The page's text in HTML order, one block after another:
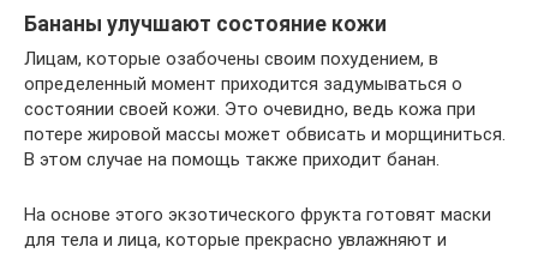
Бананы улучшают состояние кожи
Лицам, которые озабочены своим похудением, в
определенный момент приходится задумываться о
состоянии своей кожи. Это очевидно, ведь кожа при
потере жировой массы может обвисать и морщиниться.
В этом случае на помощь также приходит банан.
На основе этого экзотического фрукта готовят маски
для тела и лица, которые прекрасно увлажняют и